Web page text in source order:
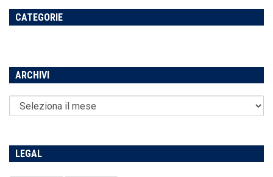
CATEGORIE
ARCHIVI
LEGAL